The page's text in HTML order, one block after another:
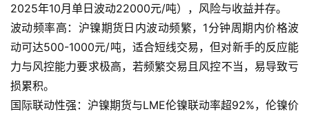
2025年10月单日波动22000元/吨），风险与收益并存。
波动频率高：沪镍期货日内波动频繁，1分钟周期内价格波
动可达500-1000元/吨，适合短线交易，但对新手的反应能
力与风控能力要求极高，若频繁交易且风控不当，易导致亏
损累积。
国际联动性强：沪镍期货与LME伦镍联动率超92%，伦镍价